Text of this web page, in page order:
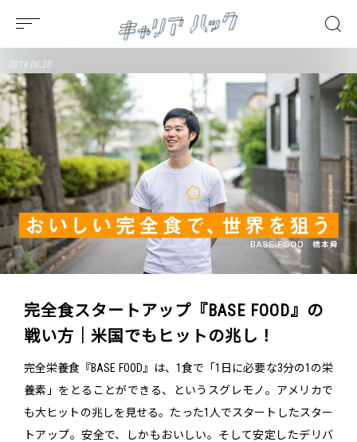
2019.06.20
完全食スタートアップ『BASE FOOD』の
戦い方｜米国でもヒットの兆し！
完全栄養食『BASE FOOD』は、1食で「1日に必要な3分の1の栄
養素」をとることができる、というスグレモノ。アメリカで
も大ヒットの兆しを見せる。たった1人でスタートしたスター
トアップ。安全で、しかもおいしい。そして安定したデリバ